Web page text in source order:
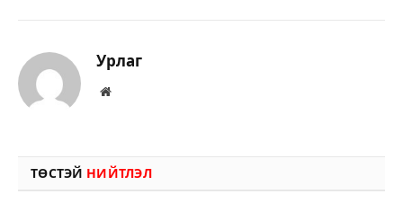
Урлаг
Вэбсайт
ТӨСТЭЙ НИЙТЛЭЛ